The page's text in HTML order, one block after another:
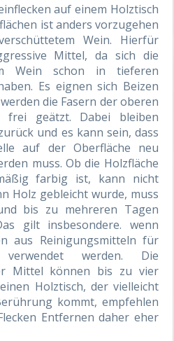
auf einem Holztisch
ist anders vorzugehen
Wein. Hierfür
Mittel, da sich die
Wein schon in tieferen
Es eignen sich Beizen
die Fasern der oberen
frei geätzt. Dabei bleiben
und es kann sein, dass
auf der Oberfläche neu
muss. Ob die Holzfläche
farbig ist, kann nicht
Holz gebleicht wurde, muss
bis zu mehreren Tagen
gilt insbesondere. wenn
aus Reinigungsmitteln für
verwendet werden. Die
Mittel können bis zu vier
Holztisch, der vielleicht
kommt, empfehlen
Entfernen daher eher